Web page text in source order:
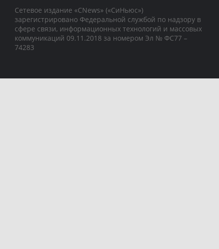
Сетевое издание «CNews» («СиНьюс»)
зарегистрировано Федеральной службой по надзору в
сфере связи, информационных технологий и массовых
коммуникаций 09.11.2018 за номером Эл № ФС77 –
74283